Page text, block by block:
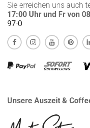
Sie erreichen uns auch
17:00 Uhr und Fr von
97-0
Unsere Auszeit &